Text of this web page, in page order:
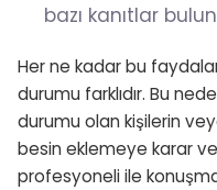
bazı kanıtlar
Her ne kadar bu
durumu farklıdır. Bu
durumu olan kişilerin
besin eklemeye karar
profesyoneli ile